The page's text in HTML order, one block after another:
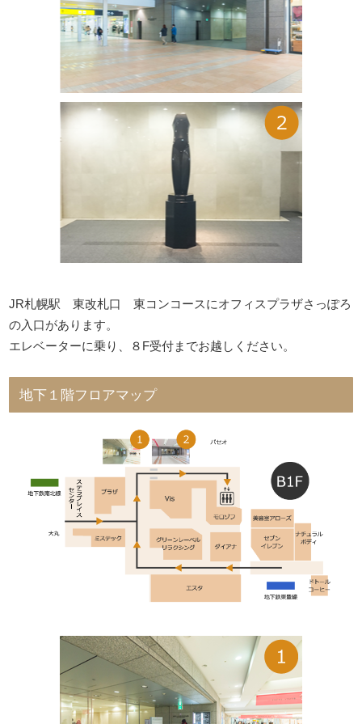
JR札幌駅 東改札口 東コンコースにオフィスプラザさっぽろ
の入口があります。
エレベーターに乗り、８F受付までお越しください。
地下１階フロアマップ